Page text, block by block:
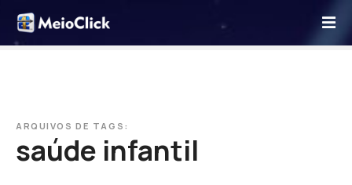
p
ARQUIVOS DE TAGS:
saúde infantil